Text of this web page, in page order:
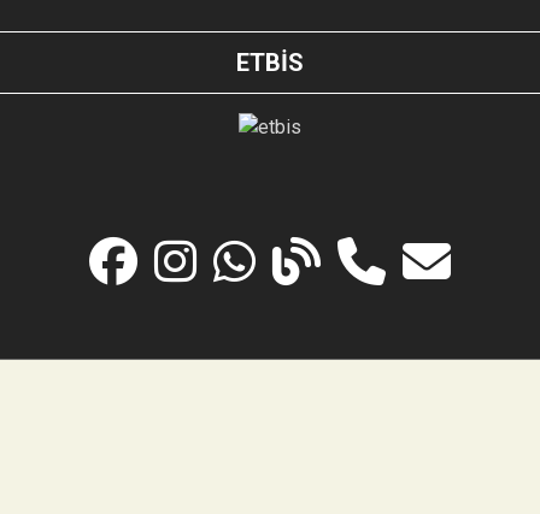
ETBİS